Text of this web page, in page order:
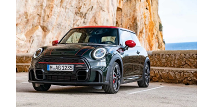
Νέα
Τεχνολογία
Mobility
Σταθμοί φόρτισης
Classic